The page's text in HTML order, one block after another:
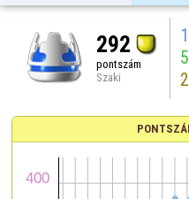
292
pontszám
Szaki